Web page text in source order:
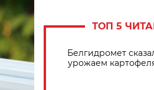
ТОП 5
Белгидромет
урожаем